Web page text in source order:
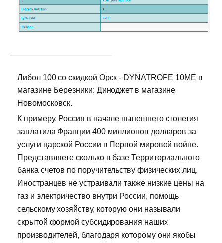
Либол 100 со скидкой Орск - DYNATROPE 10ME в
магазине Березники: Диноджет в магазине
Новомосковск.
К примеру, Россия в начале нынешнего столетия
заплатила Франции 400 миллионов долларов за
услуги царской России в Первой мировой войне.
Представляете сколько в базе Территориального
банка счетов по поручительству физических лиц.
Иностранцев не устраивали также низкие цены на
газ и электричество внутри России, помощь
сельскому хозяйству, которую они называли
скрытой формой субсидирования наших
производителей, благодаря которому они якобы